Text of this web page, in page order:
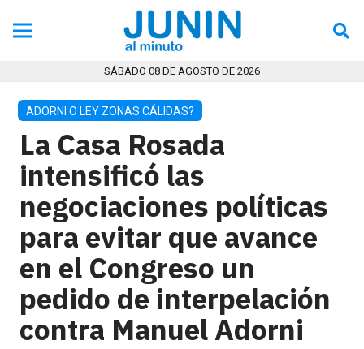
SÁBADO 08 DE AGOSTO DE 2026
ADORNI O LEY ZONAS CÁLIDAS?
La Casa Rosada
intensificó las
negociaciones políticas
para evitar que avance
en el Congreso un
pedido de interpelación
contra Manuel Adorni